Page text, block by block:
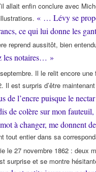
allait enfin conclure avec
« … Lévy se
ce qui lui donne les
reprend aussitôt, bien
les notaires… »
Il le relit encore
Il est surpris d’être
l’encre puisque le
de colère sur mon
à changer, me donnent
tout entier dans sa
le 27 novembre 1862 :
surprise et se montre